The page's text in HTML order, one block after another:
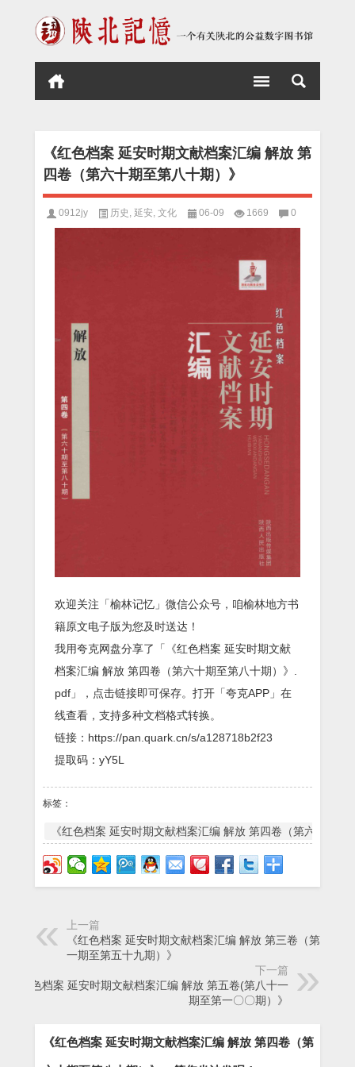
《红色档案 延安时期文献档案汇编 解放 第
四卷（第六十期至第八十期）》
0912jy 历史 延安 文化 06-09 1669 0
欢迎关注「榆林记忆」微信公众号，咱榆林地方书
籍原文电子版为您及时送达！
我用夸克网盘分享了「《红色档案 延安时期文献
档案汇编 解放 第四卷（第六十期至第八十期）》.
pdf」，点击链接即可保存。打开「夸克APP」在
线查看，支持多种文档格式转换。
链接：https://pan.quark.cn/s/a128718b2f23
提取码：yY5L
标签：
《红色档案 延安时期文献档案汇编 解放 第四卷（第六十期至
上一篇
《红色档案 延安时期文献档案汇编 解放 第三卷（第四十
一期至第五十九期）》
下一篇
《红色档案 延安时期文献档案汇编 解放 第五卷(第八十一
期至第一〇〇期）》
《红色档案 延安时期文献档案汇编 解放 第四卷（第